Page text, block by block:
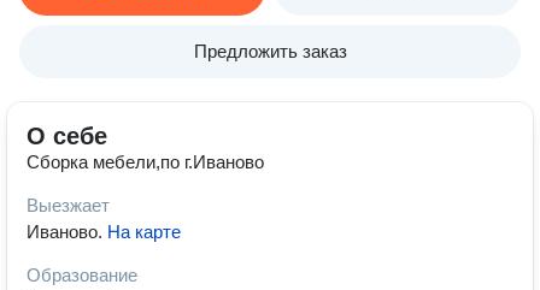
Предложить заказ
О себе
Сборка мебели,по г.Иваново
Выезжает
Иваново. На карте
Образование